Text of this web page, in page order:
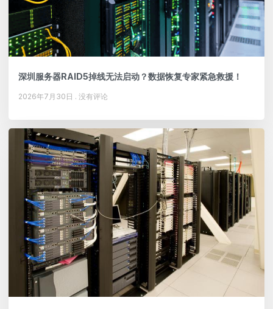
深圳服务器RAID5掉线无法启动？数据恢复专家紧急救援！
2026年7月30日 没有评论